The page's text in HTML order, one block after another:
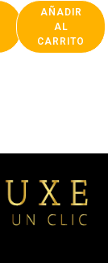
AÑADIR
AL
CARRITO